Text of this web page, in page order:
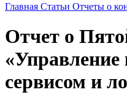
Главная Статьи Отчеты о
Отчет о
сервисом и